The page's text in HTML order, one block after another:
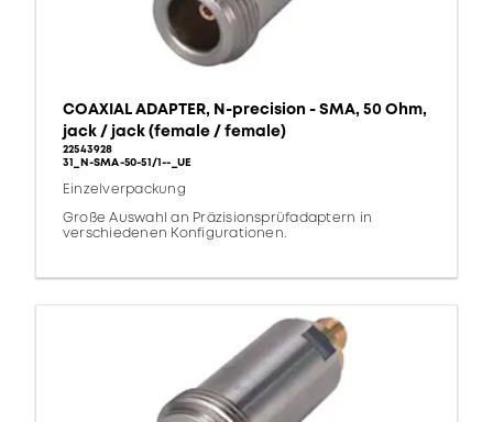
COAXIAL ADAPTER, N-precision - SMA, 50 Ohm,
jack / jack (female / female)
22543928
31_N-SMA-50-51/1--_UE
Einzelverpackung
Große Auswahl an Präzisionsprüfadaptern in
verschiedenen Konfigurationen.